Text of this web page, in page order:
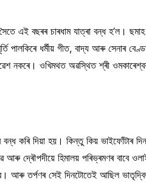
এই বছৰৰ চাৰধাম যাত্ৰা বন্ধ হ’ল। ছমাহ
পালকিৰে ধৰ্মীয় গীত, বাদ্য আৰু সেনাৰ
ওখিমথত অৱস্থিত শ্ৰী ওমকাৰেশ্বৰ
বন্ধ কৰি দিয়া হয়। কিন্তু কিয় ভাইফোঁটাৰ
আৰু দ্ৰৌপদীয়ে হিমালয় পৰিভ্ৰমণৰ বাবে
আৰু তৰ্পণৰ সেই দিনটোতেই আছিল